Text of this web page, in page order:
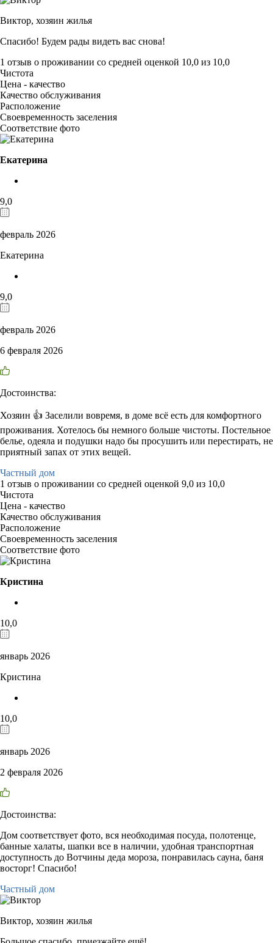
Виктор, хозяин жилья
Спасибо! Будем рады видеть вас снова!
1 отзыв о проживании со средней оценкой 10,0 из 10,0
Чистота
Цена - качество
Качество обслуживания
Расположение
Своевременность заселения
Соответствие фото
Екатерина
9,0
февраль 2026
Екатерина
9,0
февраль 2026
6 февраля 2026
Достоинства:
Хозяин 👍 Заселили вовремя, в доме всё есть для комфортного
проживания. Хотелось бы немного больше чистоты. Постельное
белье, одеяла и подушки надо бы просушить или перестирать, не
приятный запах от этих вещей.
Частный дом
1 отзыв о проживании со средней оценкой 9,0 из 10,0
Чистота
Цена - качество
Качество обслуживания
Расположение
Своевременность заселения
Соответствие фото
Кристина
10,0
январь 2026
Кристина
10,0
январь 2026
2 февраля 2026
Достоинства:
Дом соответствует фото, вся необходимая посуда, полотенце,
банные халаты, шапки все в наличии, удобная транспортная
доступность до Вотчины деда мороза, понравилась сауна, баня
восторг! Спасибо!
Частный дом
Виктор, хозяин жилья